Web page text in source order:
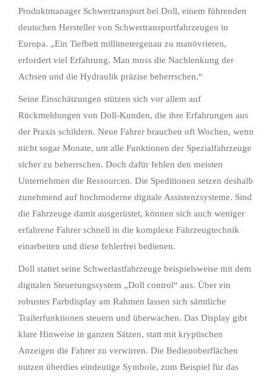
Produktmanager Schwertransport bei Doll, einem führenden
deutschen Hersteller von Schwertransportfahrzeugen in
Europa. „Ein Tiefbett millimetergenau zu manövrieren,
erfordert viel Erfahrung. Man muss die Nachlenkung der
Achsen und die Hydraulik präzise beherrschen.“
Seine Einschätzungen stützen sich vor allem auf
Rückmeldungen von Doll-Kunden, die ihre Erfahrungen aus
der Praxis schildern. Neue Fahrer brauchen oft Wochen, wenn
nicht sogar Monate, um alle Funktionen der Spezialfahrzeuge
sicher zu beherrschen. Doch dafür fehlen den meisten
Unternehmen die Ressourcen. Die Speditionen setzen deshalb
zunehmend auf hochmoderne digitale Assistenzsysteme. Sind
die Fahrzeuge damit ausgerüstet, können sich auch weniger
erfahrene Fahrer schnell in die komplexe Fahrzeugtechnik
einarbeiten und diese fehlerfrei bedienen.
Doll stattet seine Schwerlastfahrzeuge beispielsweise mit dem
digitalen Steuerungssystem „Doll control“ aus. Über ein
robustes Farbdisplay am Rahmen lassen sich sämtliche
Trailerfunktionen steuern und überwachen. Das Display gibt
klare Hinweise in ganzen Sätzen, statt mit kryptischen
Anzeigen die Fahrer zu verwirren. Die Bedienoberflächen
nutzen überdies eindeutige Symbole, zum Beispiel für das